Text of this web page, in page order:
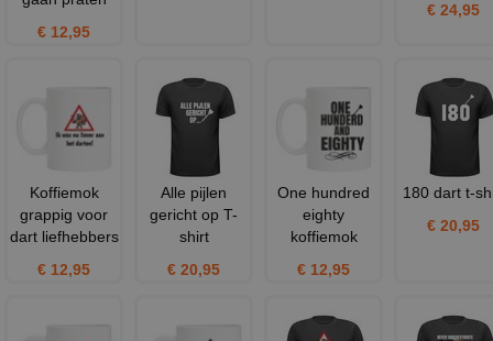
€ 12,95
€ 24,95
Koffiemok
grappig voor
dart liefhebbers
€ 12,95
Alle pijlen
gericht op T-
shirt
€ 20,95
One hundred
eighty
koffiemok
€ 12,95
180 dart t-
€ 20,95